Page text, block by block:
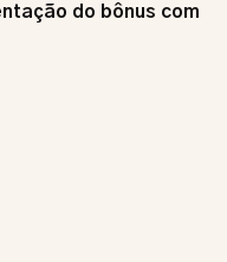
do bônus com